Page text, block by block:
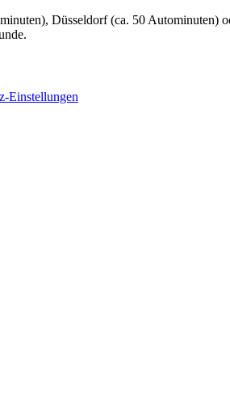
Düsseldorf (ca. 50 Autominuten)
Einstellungen